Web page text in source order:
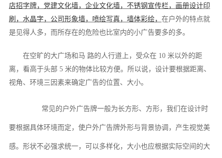
店招字牌，党建文化墙，企业文化墙，不锈钢宣传栏，画册设计印
刷，水晶字，公司形象墙，喷绘写真，墙体彩绘， 在户外的特点就
是见得人多，而所存在的危险也比室内的小广告要多的多。
在空旷的大广场和马 路的人行道上，受众在 10 米以外的距
离，看高于头部 5 米的物体比较方便。所以说，设计要根据距离、
视角、环境三因素来确定广告的位置、大小。
常见的户外广告牌一般为长方形、方形，我们在设计时
要根据具体环境而定，使户外广告牌外形与背景协调，产生视觉美
感。形状不必强求统一，可以多样化，大小也应根据实际空间的大